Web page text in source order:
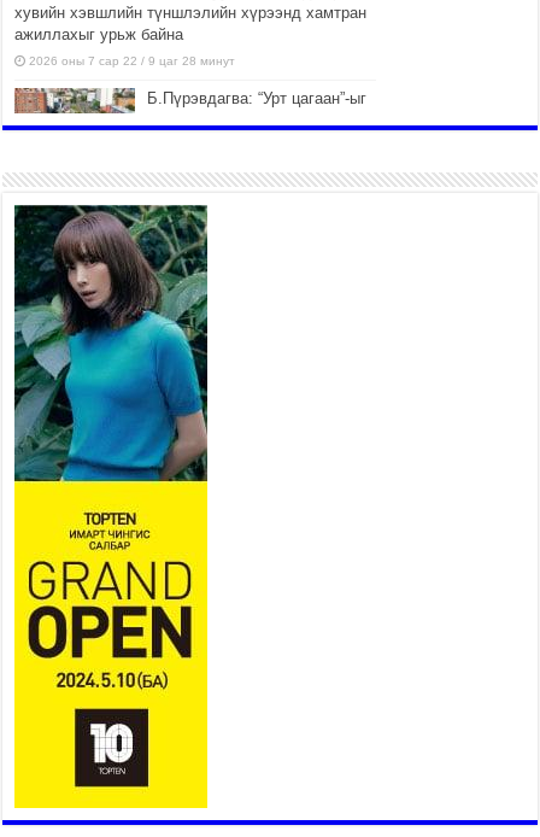
хувийн хэвшлийн түншлэлийн хүрээнд хамтран
ажиллахыг урьж байна
2026 оны 7 сар 22 / 9 цаг 28 минут
Б.Пүрэвдагва: “Урт цагаан”-ыг
2026 оны 7 сар 21 / 16 цаг 47 минут
Тусгай замын автобус /BRT/
төслийн удирдах хорооны
ээлжит хуралдаан боллоо
2026 оны 7 сар 21 / 16 цаг 43 минут
Ерөнхий сайд Н.Учрал БНХАУ-
аас Монгол Улсад суугаа
Элчин сайд Шэнь
Миньжюанийг хүлээн авч
уулзав
2026 оны 7 сар 21 / 16 цаг 39 минут
БҮГД НАЙРАМДАХ ТАЖИКИСТАН УЛСТАЙ
ЭДИЙН ЗАСГИЙН ХАМТЫН АЖИЛЛАГААГ
ӨРГӨЖҮҮЛНЭ
2026 оны 7 сар 21 / 16 цаг 34 минут
26,992 суралцагч хотхоны бага сургуульд, 8100
суралцагч төрөлжсөн ахлах сургуульд
суралцана
2026 оны 7 сар 21 / 13 цаг 43 минут
тээврийн зохицуулалт, сургууль, цэцэрлэг, зах,
худалдааны төвийн ажиллах хуваарийг гаргаж,
иргэдэд мэдээлэхийг үүрэг болголоо
2026 оны 7 сар 21 / 11 цаг 59 минут
Гэр бүлийн хэрэг шүүхэд хянан шийдвэрлэх